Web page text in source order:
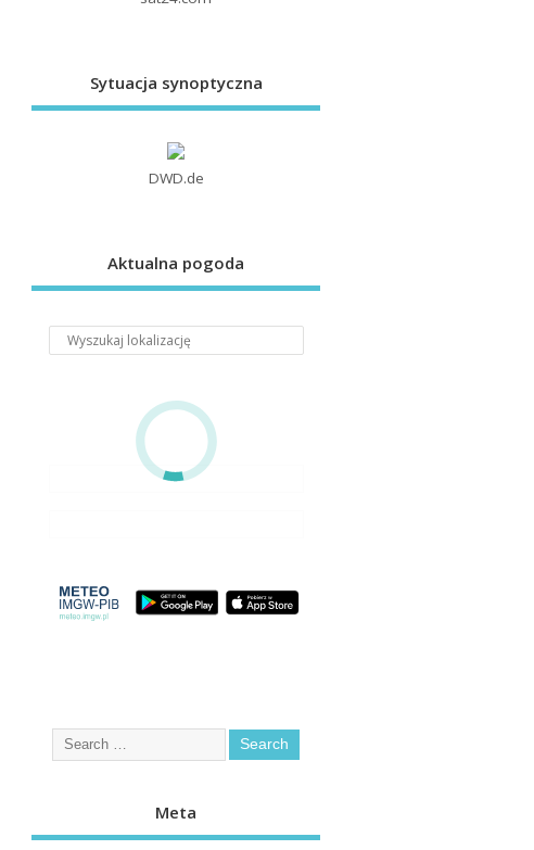
Sytuacja synoptyczna
DWD.de
Aktualna pogoda
Meta